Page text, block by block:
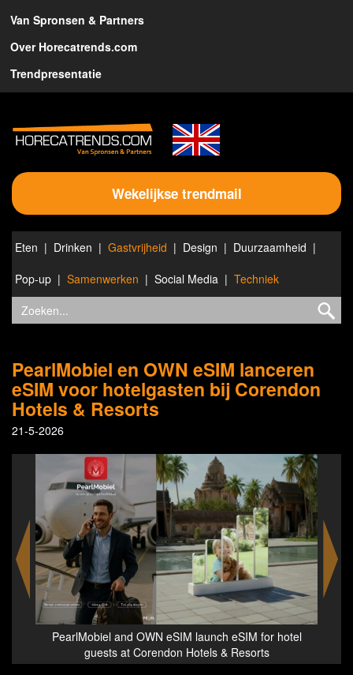
Van Spronsen & Partners
Over Horecatrends.com
Trendpresentatie
Wekelijkse trendmail
Eten Drinken Gastvrijheid Design
Duurzaamheid
Pop-up
Samenwerken Social Media Techniek
PearlMobiel en OWN eSIM lanceren
eSIM voor hotelgasten bij Corendon
Hotels & Resorts
21-5-2026
PearlMobiel and OWN eSIM launch eSIM for hotel
guests at Corendon Hotels & Resorts